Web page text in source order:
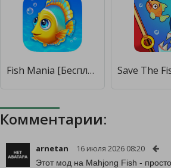
Fish Mania [Бесплатные покупки]
Комментарии:
arnetan 16 июля 2026 08:20
Этот мод на Mahjong Fish -